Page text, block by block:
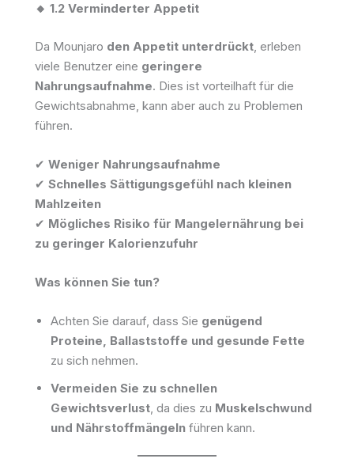
🔸 1.2 Verminderter Appetit
Da Mounjaro den Appetit unterdrückt , erleben
viele Benutzer eine geringere
Nahrungsaufnahme. Dies ist vorteilhaft für die
Gewichtsabnahme, kann aber auch zu Problemen
führen.
✔ Weniger Nahrungsaufnahme
✔ Schnelles Sättigungsgefühl nach kleinen
Mahlzeiten
✔ Mögliches Risiko für Mangelernährung bei
zu geringer Kalorienzufuhr
Was können Sie tun?
Achten Sie darauf, dass Sie genügend
Proteine, Ballaststoffe und gesunde Fette
zu sich nehmen.
Vermeiden Sie zu schnellen
Gewichtsverlust , da dies zu Muskelschwund
und Nährstoffmängeln führen kann.